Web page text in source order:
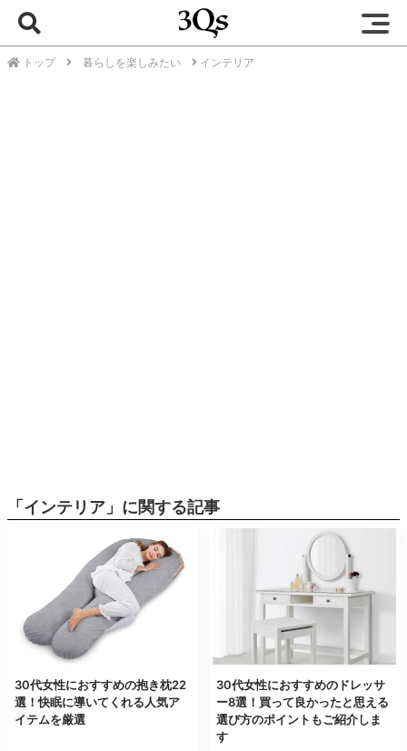
トップ 暮らしを楽しみたい インテリア
「インテリア」に関する記事
30代女性におすすめの抱き枕22
選！快眠に導いてくれる人気ア
イテムを厳選
30代女性におすすめのドレッサ
ー8選！買って良かったと思える
選び方のポイントもご紹介しま
す